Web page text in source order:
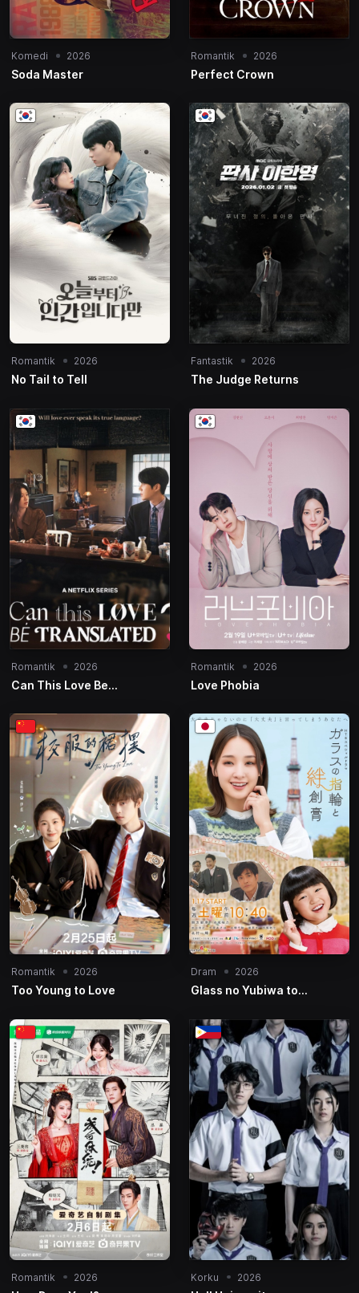
Komedi 2026
Soda Master
Romantik 2026
Perfect Crown
Romantik 2026
No Tail to Tell
Fantastik 2026
The Judge Returns
Romantik 2026
Can This Love Be
Romantik 2026
Love Phobia
Romantik 2026
Too Young to Love
Dram 2026
Glass no Yubiwa to
Romantik 2026 Korku 2026